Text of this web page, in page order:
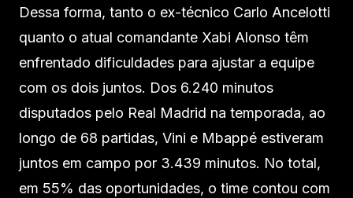
Dessa forma, tanto o ex-técnico Carlo Ancelotti
quanto o atual comandante Xabi Alonso têm
enfrentado dificuldades para ajustar a equipe
com os dois juntos. Dos 6.240 minutos
disputados pelo Real Madrid na temporada, ao
longo de 68 partidas, Vini e Mbappé estiveram
juntos em campo por 3.439 minutos. No total,
em 55% das oportunidades, o time contou com